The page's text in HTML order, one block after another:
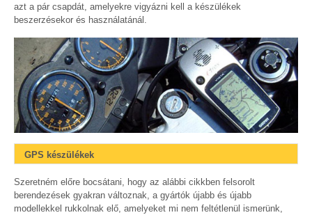
azt a pár csapdát, amelyekre vigyázni kell a készülékek
beszerzésekor és használatánál.
GPS készülékek
Szeretném előre bocsátani, hogy az alábbi cikkben felsorolt
berendezések gyakran változnak, a gyártók újabb és újabb
modellekkel rukkolnak elő, amelyeket mi nem feltétlenül ismerünk,